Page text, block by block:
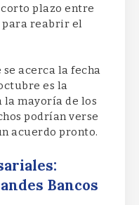
plazo entre
para reabrir el
acerca la fecha
es la
la mayoría de los
podrían verse
acuerdo pronto.
Bancos